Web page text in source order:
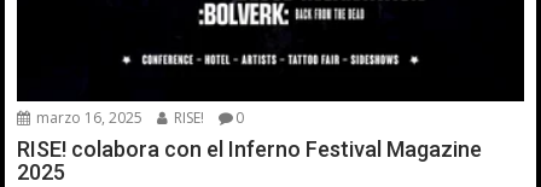
marzo 16, 2025 RISE! 0
RISE! colabora con el Inferno Festival Magazine
2025